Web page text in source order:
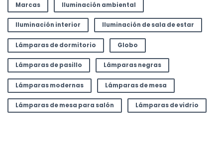
Marcas Iluminación ambiental
Iluminación interior Iluminación de sala de estar
Lámparas de dormitorio Globo
Lámparas de pasillo Lámparas negras
Lámparas modernas Lámparas de mesa
Lámparas de mesa para salón Lámparas de vidrio